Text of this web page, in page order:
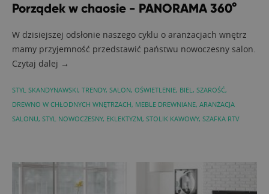
Porządek w chaosie - PANORAMA 360°
W dzisiejszej odsłonie naszego cyklu o aranżacjach wnętrz
mamy przyjemność przedstawić państwu nowoczesny salon.
Czytaj dalej →
STYL SKANDYNAWSKI, TRENDY, SALON, OŚWIETLENIE, BIEL, SZAROŚĆ,
DREWNO W CHŁODNYCH WNĘTRZACH, MEBLE DREWNIANE, ARANŻACJA
SALONU, STYL NOWOCZESNY, EKLEKTYZM, STOLIK KAWOWY, SZAFKA RTV